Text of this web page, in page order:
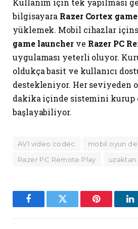
Kullanım için tek yapılması
bilgisayara Razer Cortex
yüklemek. Mobil cihazlar
game launcherve Razer PC
uygulaması yeterli oluyor.
oldukça basit ve kullanıcı
destekleniyor. Her seviyeden
dakika içinde sistemini kurup
başlayabiliyor.
AV1 video codec
mobil oyun
Razer PC Remote Play
uzaktan
FacebookTwitter Pinterest